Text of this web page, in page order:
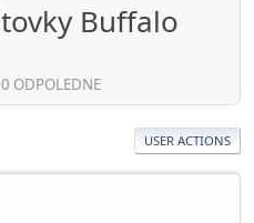
Buffalo
ODPOLEDNE
USER ACTIONS